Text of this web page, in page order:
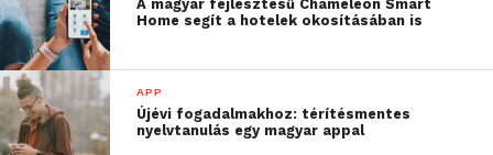
A magyar fejlesztésű Chameleon Smart
Home segít a hotelek okosításában is
APP
Újévi fogadalmakhoz: térítésmentes
nyelvtanulás egy magyar appal